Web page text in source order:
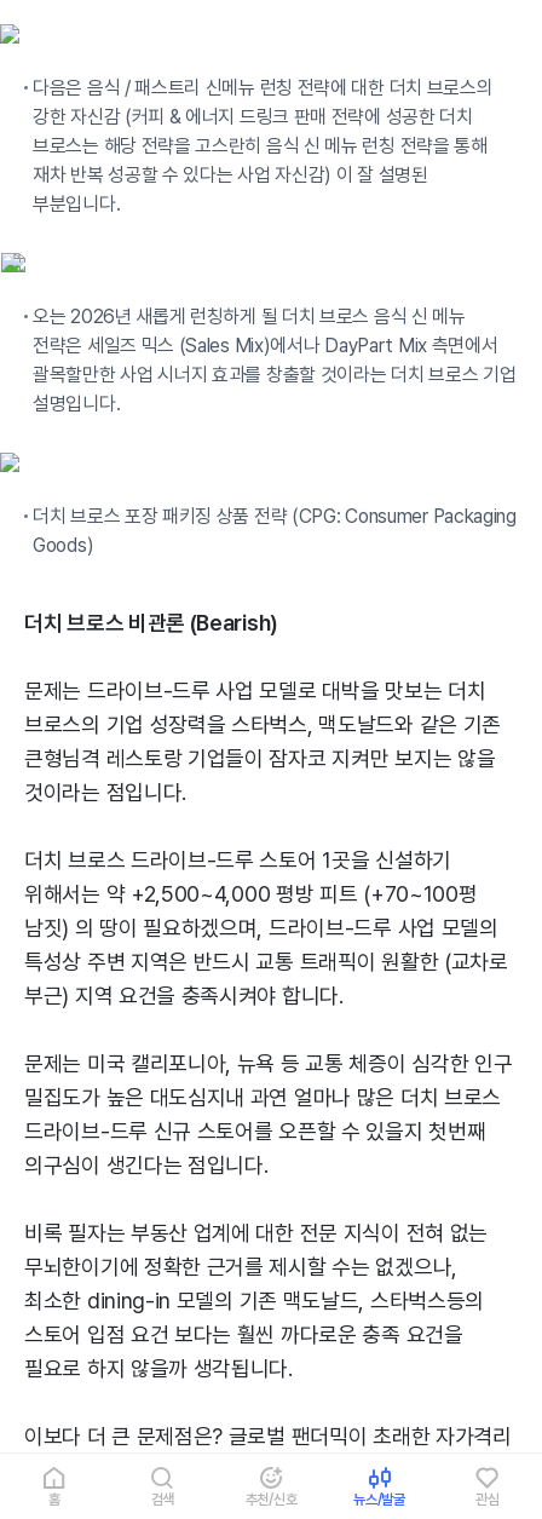
홈 검색 추천/신호 뉴스/발굴 관심
다음은 음식 / 패스트리 신메뉴 런칭 전략에 대한 더치 브로스의
강한 자신감 (커피 & 에너지 드링크 판매 전략에 성공한 더치
브로스는 해당 전략을 고스란히 음식 신 메뉴 런칭 전략을 통해
재차 반복 성공할 수 있다는 사업 자신감) 이 잘 설명된
부분입니다.
오는 2026년 새롭게 런칭하게 될 더치 브로스 음식 신 메뉴
전략은 세일즈 믹스 (Sales Mix)에서나 DayPart Mix 측면에서
괄목할만한 사업 시너지 효과를 창출할 것이라는 더치 브로스 기업
설명입니다.
더치 브로스 포장 패키징 상품 전략 (CPG: Consumer Packaging
Goods)
더치 브로스 비관론 (Bearish)
문제는 드라이브-드루 사업 모델로 대박을 맛보는 더치
브로스의 기업 성장력을 스타벅스, 맥도날드와 같은 기존
큰형님격 레스토랑 기업들이 잠자코 지켜만 보지는 않을
것이라는 점입니다.
더치 브로스 드라이브-드루 스토어 1곳을 신설하기
위해서는 약 +2,500~4,000 평방 피트 (+70~100평
남짓) 의 땅이 필요하겠으며, 드라이브-드루 사업 모델의
특성상 주변 지역은 반드시 교통 트래픽이 원활한 (교차로
부근) 지역 요건을 충족시켜야 합니다.
문제는 미국 캘리포니아, 뉴욕 등 교통 체증이 심각한 인구
밀집도가 높은 대도심지내 과연 얼마나 많은 더치 브로스
드라이브-드루 신규 스토어를 오픈할 수 있을지 첫번째
의구심이 생긴다는 점입니다.
비록 필자는 부동산 업계에 대한 전문 지식이 전혀 없는
무뇌한이기에 정확한 근거를 제시할 수는 없겠으나,
최소한 dining-in 모델의 기존 맥도날드, 스타벅스등의
스토어 입점 요건 보다는 훨씬 까다로운 충족 요건을
필요로 하지 않을까 생각됩니다.
이보다 더 큰 문제점은? 글로벌 팬더믹이 초래한 자가격리
& 사회적거리두기 소비 문화로 글로벌 레스토랑 업계내
심화된 ‘드라이브-드루 & 픽업 사업 모델’입니다.